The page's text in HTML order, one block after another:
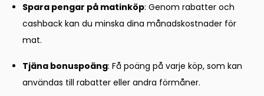
Spara pengar på matinköp: Genom rabatter och
cashback kan du minska dina månadskostnader för
mat.
Tjäna bonuspoäng: Få poäng på varje köp, som kan
användas till rabatter eller andra förmåner.